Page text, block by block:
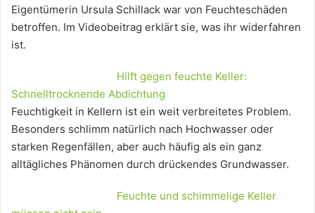
Eigentümerin Ursula Schillack war von Feuchteschäden
betroffen. Im Videobeitrag erklärt sie, was ihr widerfahren
ist.
Hilft gegen feuchte Keller:
Schnelltrocknende Abdichtung
Feuchtigkeit in Kellern ist ein weit verbreitetes Problem.
Besonders schlimm natürlich nach Hochwasser oder
starken Regenfällen, aber auch häufig als ein ganz
alltägliches Phänomen durch drückendes Grundwasser.
Feuchte und schimmelige Keller